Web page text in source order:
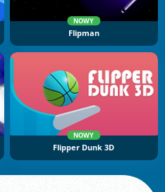
NOWY
Flipman
NOWY
Flipper Dunk 3D